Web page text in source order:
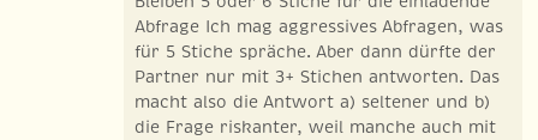
Abfrage Ich mag aggressives Abfragen, was
für 5 Stiche spräche. Aber dann dürfte der
Partner nur mit 3+ Stichen antworten. Das
macht also die Antwort a) seltener und b)
die Frage riskanter, weil manche auch mit